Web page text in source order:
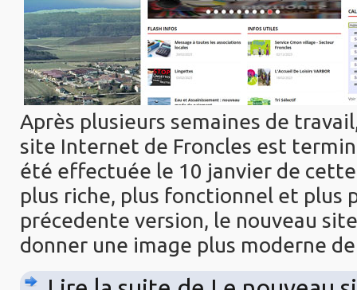
Après plusieurs semaines de
site Internet de Froncles est
été effectuée le 10 janvier de cette
plus riche, plus fonctionnel et plus
précedente version, le nouveau
donner une image plus moderne